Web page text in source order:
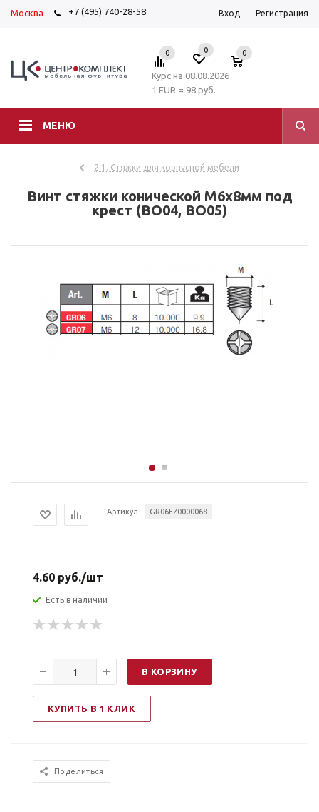
Москва +7 (495) 740-28-58 Вход Регистрация
МЕНЮ
0 0 0
Курс на 08.08.2026
1 EUR = 98 руб.
2.1. Стяжки для корпусной мебели
Винт стяжки конической M6x8мм под
крест (BO04, BO05)
Артикул GR06FZ0000068
4.60 руб./шт
Есть в наличии
В КОРЗИНУ
КУПИТЬ В 1 КЛИК
Поделиться